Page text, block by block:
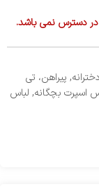
دسترس نمی باشد.
, پیراهن، تی
اسپرت بچگانه, لباس